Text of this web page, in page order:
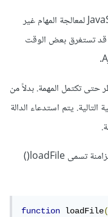
تُستخدم Callbacks بشكل شائع في JavaScript لمعالجة المهام غير
قد تستغرق بعض الوقت
حتى تكتمل المهمة. بدلاً من
يتم استدعاء الدالة
على سبيل المثال، دعنا نقول لدينا دالة غير متزامنة تسمى loadFile()
function loadFile